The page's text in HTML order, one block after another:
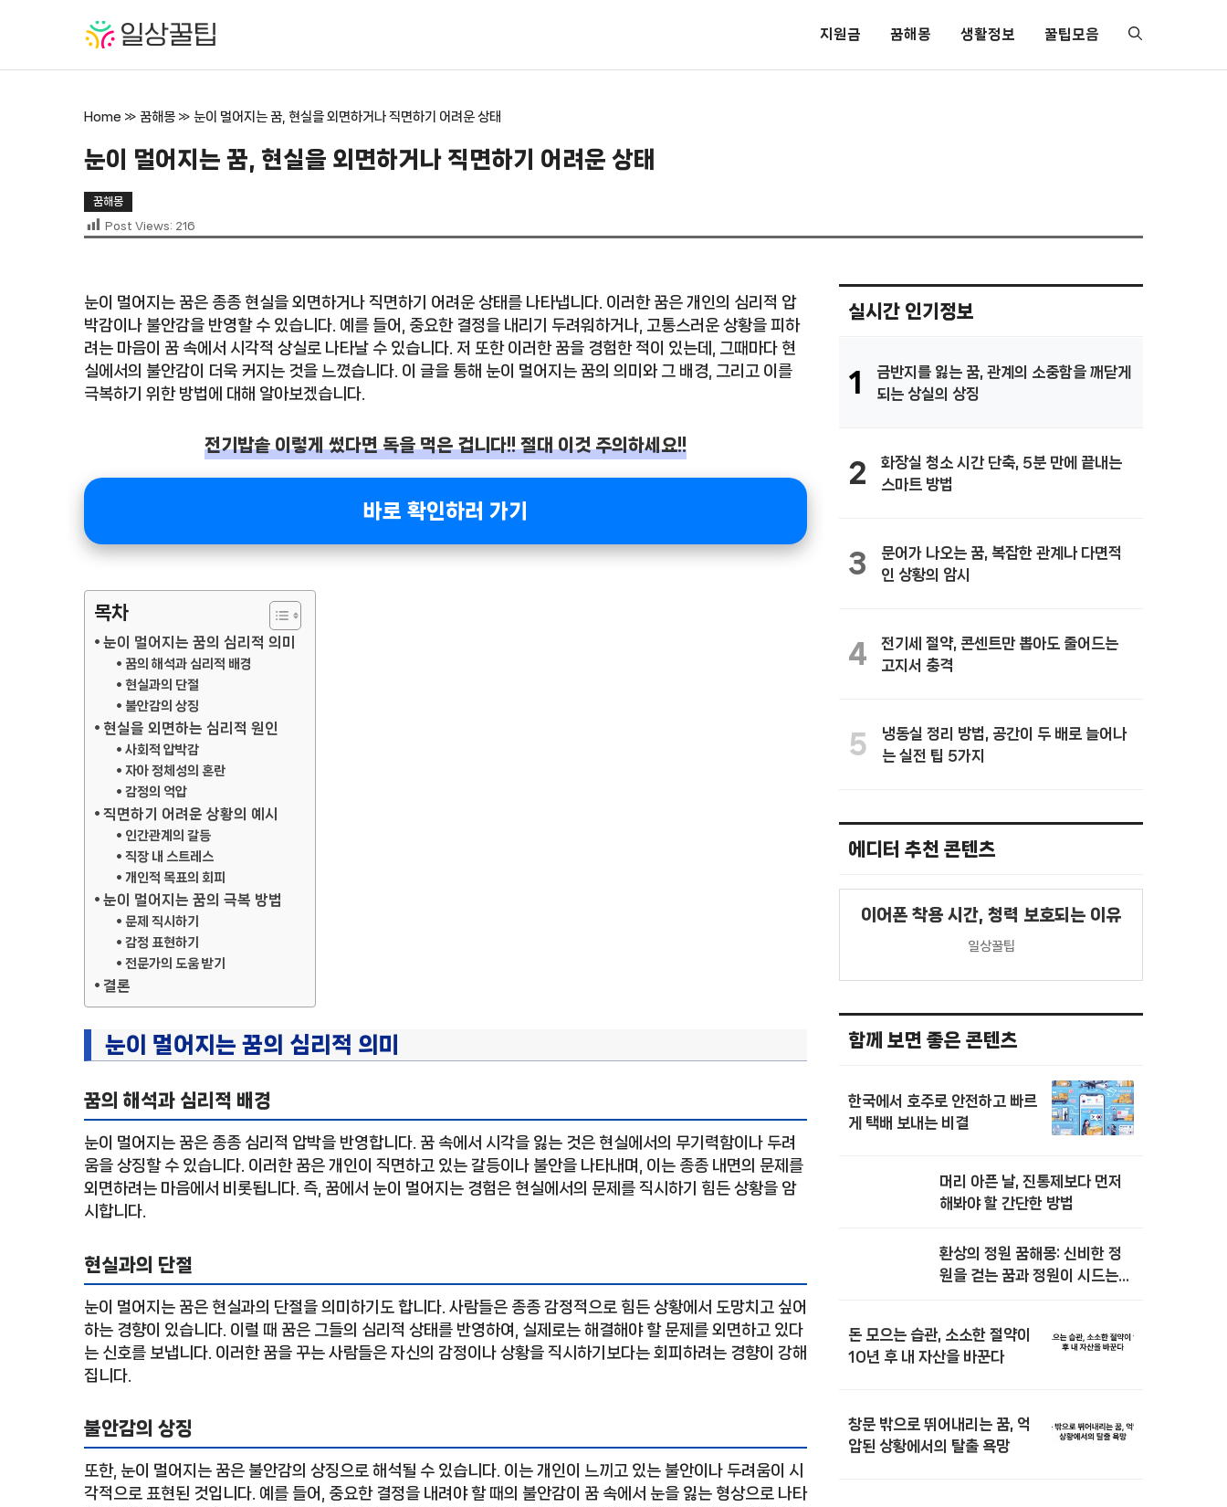
지원금 꿈해몽 생활정보 꿀팁모음
Home » 꿈해몽 » 눈이 멀어지는 꿈, 현실을 외면하거나 직면하기 어려운 상태
눈이 멀어지는 꿈, 현실을 외면하거나 직면하기 어려운 상태
꿈해몽
Post Views: 216
눈이 멀어지는 꿈은 종종 현실을 외면하거나 직면하기 어려운 상태를 나타냅니다. 이러한 꿈은 개인의 심리적 압
박감이나 불안감을 반영할 수 있습니다. 예를 들어, 중요한 결정을 내리기 두려워하거나, 고통스러운 상황을 피하
려는 마음이 꿈 속에서 시각적 상실로 나타날 수 있습니다. 저 또한 이러한 꿈을 경험한 적이 있는데, 그때마다 현
실에서의 불안감이 더욱 커지는 것을 느꼈습니다. 이 글을 통해 눈이 멀어지는 꿈의 의미와 그 배경, 그리고 이를
극복하기 위한 방법에 대해 알아보겠습니다.
전기밥솥 이렇게 썼다면 독을 먹은 겁니다!! 절대 이것 주의하세요!!
바로 확인하러 가기
목차
눈이 멀어지는 꿈의 심리적 의미
꿈의 해석과 심리적 배경
현실과의 단절
불안감의 상징
현실을 외면하는 심리적 원인
사회적 압박감
자아 정체성의 혼란
감정의 억압
직면하기 어려운 상황의 예시
인간관계의 갈등
직장 내 스트레스
개인적 목표의 회피
눈이 멀어지는 꿈의 극복 방법
문제 직시하기
감정 표현하기
전문가의 도움 받기
결론
눈이 멀어지는 꿈의 심리적 의미
꿈의 해석과 심리적 배경
눈이 멀어지는 꿈은 종종 심리적 압박을 반영합니다. 꿈 속에서 시각을 잃는 것은 현실에서의 무기력함이나 두려
움을 상징할 수 있습니다. 이러한 꿈은 개인이 직면하고 있는 갈등이나 불안을 나타내며, 이는 종종 내면의 문제를
외면하려는 마음에서 비롯됩니다. 즉, 꿈에서 눈이 멀어지는 경험은 현실에서의 문제를 직시하기 힘든 상황을 암
시합니다.
현실과의 단절
눈이 멀어지는 꿈은 현실과의 단절을 의미하기도 합니다. 사람들은 종종 감정적으로 힘든 상황에서 도망치고 싶어
하는 경향이 있습니다. 이럴 때 꿈은 그들의 심리적 상태를 반영하여, 실제로는 해결해야 할 문제를 외면하고 있다
는 신호를 보냅니다. 이러한 꿈을 꾸는 사람들은 자신의 감정이나 상황을 직시하기보다는 회피하려는 경향이 강해
집니다.
불안감의 상징
또한, 눈이 멀어지는 꿈은 불안감의 상징으로 해석될 수 있습니다. 이는 개인이 느끼고 있는 불안이나 두려움이 시
각적으로 표현된 것입니다. 예를 들어, 중요한 결정을 내려야 할 때의 불안감이 꿈 속에서 눈을 잃는 형상으로 나타
실시간 인기정보
1
금반지를 잃는 꿈, 관계의 소중함을 깨닫게
되는 상실의 상징
2
화장실 청소 시간 단축, 5분 만에 끝내는
스마트 방법
3
문어가 나오는 꿈, 복잡한 관계나 다면적
인 상황의 암시
4
전기세 절약, 콘센트만 뽑아도 줄어드는
고지서 충격
5
냉동실 정리 방법, 공간이 두 배로 늘어나
는 실전 팁 5가지
에디터 추천 콘텐츠
이어폰 착용 시간, 청력 보호되는 이유
일상꿀팁
함께 보면 좋은 콘텐츠
한국에서 호주로 안전하고 빠르
게 택배 보내는 비결
머리 아픈 날, 진통제보다 먼저
해봐야 할 간단한 방법
환상의 정원 꿈해몽: 신비한 정
원을 걷는 꿈과 정원이 시드는
돈 모으는 습관, 소소한 절약이
10년 후 내 자산을 바꾼다
창문 밖으로 뛰어내리는 꿈, 억
압된 상황에서의 탈출 욕망